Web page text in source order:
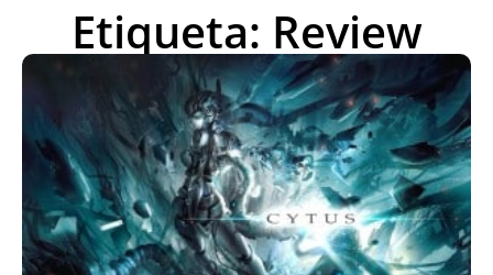
Etiqueta: Review